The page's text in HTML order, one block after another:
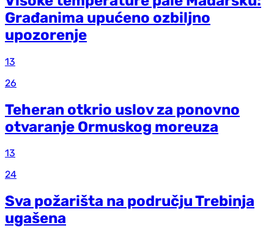
Građanima upućeno ozbiljno
upozorenje
13
26
Teheran otkrio uslov za ponovno
otvaranje Ormuskog moreuza
13
24
Sva požarišta na području Trebinja
ugašena